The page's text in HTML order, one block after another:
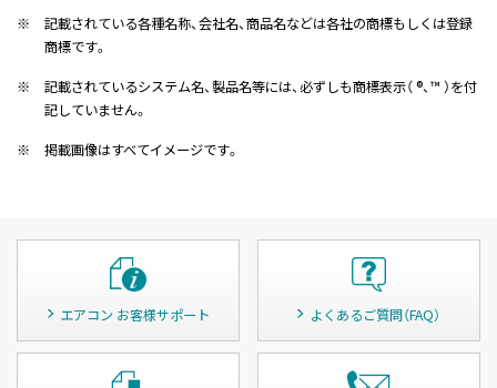
※
記載されている各種名称、会社名、商品名などは各社の商標もしくは登録
商標です。
※
記載されているシステム名、製品名等には、必ずしも商標表示（ ®、™ ）を付
記していません。
※
掲載画像はすべてイメージです。
エアコン お客様サポート よくあるご質問（FAQ）